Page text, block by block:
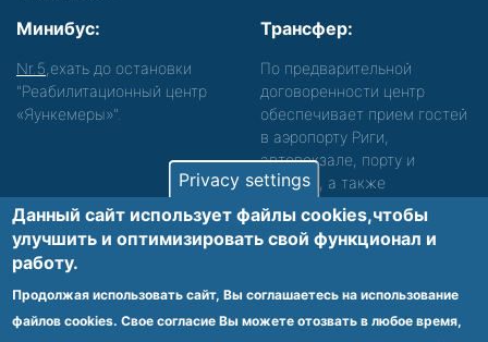
Минибус:
Nr.5 ,ехать до остановки
"Реабилитационный центр
«Яункемеры»".
Трансфер:
По предварительной
договоренности центр
обеспечивает прием гостей
в аэропорту Риги,
автовокзале, порту и
вокзале, а также
сопровождение. Просьба
звонить, чтобы уточнить
детали.
Обеспечиваем доступность среды для лиц с
функциональными нарушениями.
Privacy settings
Данный сайт использует файлы cookies,чтобы
улучшить и оптимизировать cвой функционал и
работу.
Продолжая использовать сайт, Вы соглашаетесь на использование
файлов cookies. Свое согласие Вы можете отозвать в любое время,